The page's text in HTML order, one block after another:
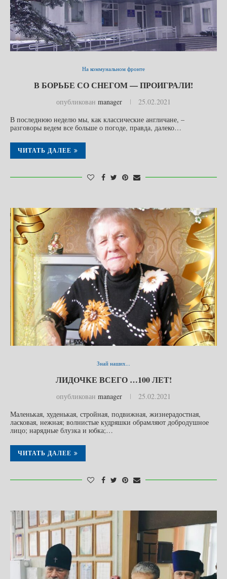
На коммунальном фронте
В БОРЬБЕ СО СНЕГОМ — ПРОИГРАЛИ!
опубликован manager
25.02.2021
В последнюю неделю мы, как классические англичане, –
разговоры ведем все больше о погоде, правда, далеко…
ЧИТАТЬ ДАЛЕЕ
Знай наших...
ЛИДОЧКЕ ВСЕГО …100 ЛЕТ!
опубликован manager
25.02.2021
Маленькая, худенькая, стройная, подвижная, жизнерадостная,
ласковая, нежная; волнистые кудряшки обрамляют добродушное
лицо; нарядные блузка и юбка;…
ЧИТАТЬ ДАЛЕЕ